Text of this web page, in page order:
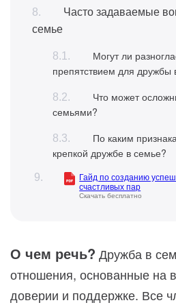
Часто задаваемые
семье
Могут ли
препятствием для дружбы
Что может
семьями?
По каким
крепкой дружбе в семье?
Гайд по созданию
счастливых пар
Скачать бесплатно
О чем речь? Дружба в
отношения, основанные на
доверии и поддержке. Все